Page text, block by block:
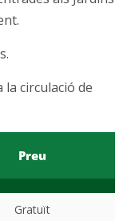
circulació de
Preu
Gratuït